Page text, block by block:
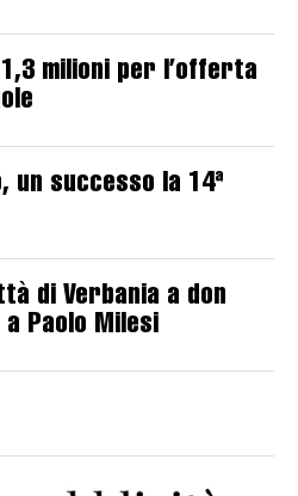
milioni per l’offerta
un successo la 14ª
di Verbania a don
Paolo Milesi